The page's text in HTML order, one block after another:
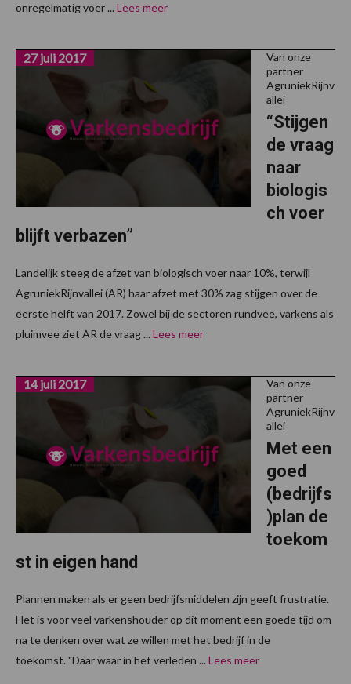
onregelmatig voer ... Lees meer
Van onze
partner
AgruniekRijnv
allei
“Stijgen
de vraag
naar
biologis
ch voer
blijft verbazen”
27 juli 2017
Landelijk steeg de afzet van biologisch voer naar 10%, terwijl
AgruniekRijnvallei (AR) haar afzet met 30% zag stijgen over de
eerste helft van 2017. Zowel bij de sectoren rundvee, varkens als
pluimvee ziet AR de vraag ... Lees meer
Van onze
partner
AgruniekRijnv
allei
Met een
goed
(bedrijfs
)plan de
toekom
st in eigen hand
14 juli 2017
Plannen maken als er geen bedrijfsmiddelen zijn geeft frustratie.
Het is voor veel varkenshouder op dit moment een goede tijd om
na te denken over wat ze willen met het bedrijf in de
toekomst. "Daar waar in het verleden ... Lees meer